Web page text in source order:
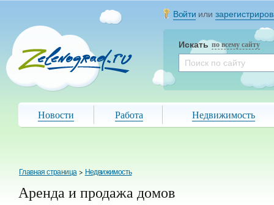
Войти или
Искать по всему сайту
Новости Работа Недвижимость
Главная страница > Недвижимость
Аренда и продажа домов